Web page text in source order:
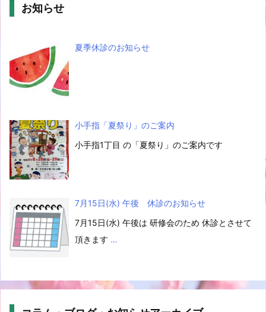
お知らせ
夏季休診のお知らせ
小手指「夏祭り」のご案内
小手指1丁目 の「夏祭り」のご案内です
7月15日(水) 午後 休診のお知らせ
7月15日(水) 午後は 研修会のため 休診とさせて
頂きます …